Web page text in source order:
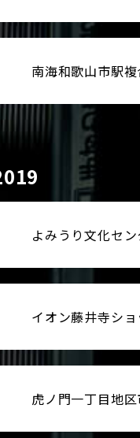
南海和歌山市駅
よみうり文化セ
イオン藤井寺シ
虎ノ門一丁目地